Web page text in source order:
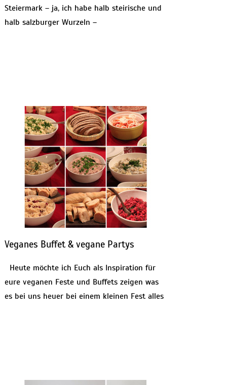
Steiermark – ja, ich habe halb steirische und
halb salzburger Wurzeln –
Veganes Buffet & vegane Partys
Heute möchte ich Euch als Inspiration für
eure veganen Feste und Buffets zeigen was
es bei uns heuer bei einem kleinen Fest alles